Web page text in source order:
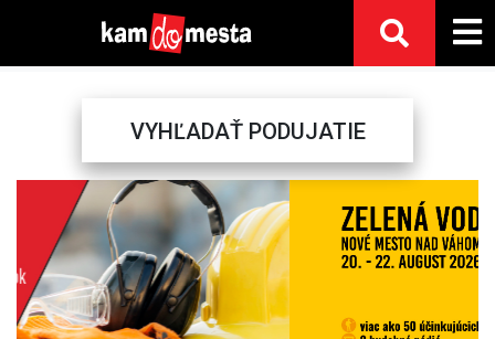
VYHĽADAŤ PODUJATIE
Previous